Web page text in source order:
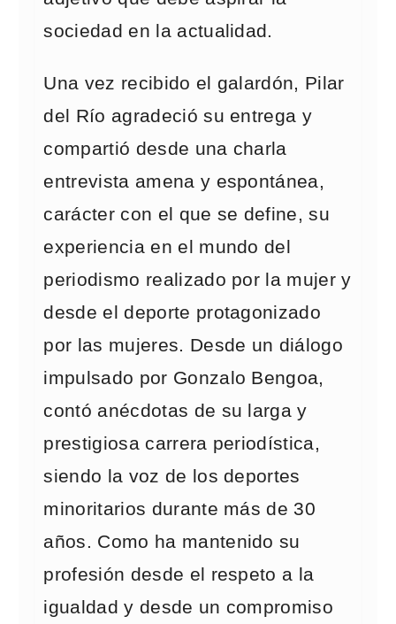
sociedad en la actualidad.
Una vez recibido el galardón, Pilar
del Río agradeció su entrega y
compartió desde una charla
entrevista amena y espontánea,
carácter con el que se define, su
experiencia en el mundo del
periodismo realizado por la mujer y
desde el deporte protagonizado
por las mujeres. Desde un diálogo
impulsado por Gonzalo Bengoa,
contó anécdotas de su larga y
prestigiosa carrera periodística,
siendo la voz de los deportes
minoritarios durante más de 30
años. Como ha mantenido su
profesión desde el respeto a la
igualdad y desde un compromiso